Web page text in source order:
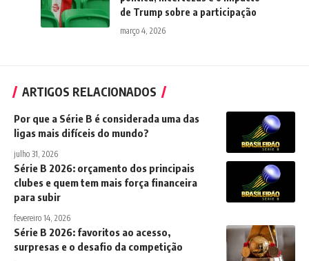
de Trump sobre a participação
março 4, 2026
ARTIGOS RELACIONADOS
Por que a Série B é considerada uma das
ligas mais difíceis do mundo?
julho 31, 2026
Série B 2026: orçamento dos principais
clubes e quem tem mais força financeira
para subir
fevereiro 14, 2026
Série B 2026: favoritos ao acesso,
surpresas e o desafio da competição